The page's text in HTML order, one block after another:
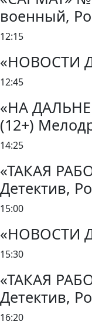
военный,
12:15
«НОВОСТИ
12:45
«НА
(12+)
14:25
«ТАКАЯ
Детектив,
15:00
«НОВОСТИ
15:30
«ТАКАЯ
Детектив,
16:20